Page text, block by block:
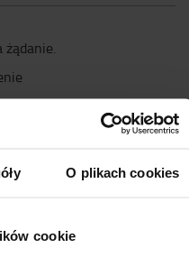
O plikach cookies
cookie
żądanie.